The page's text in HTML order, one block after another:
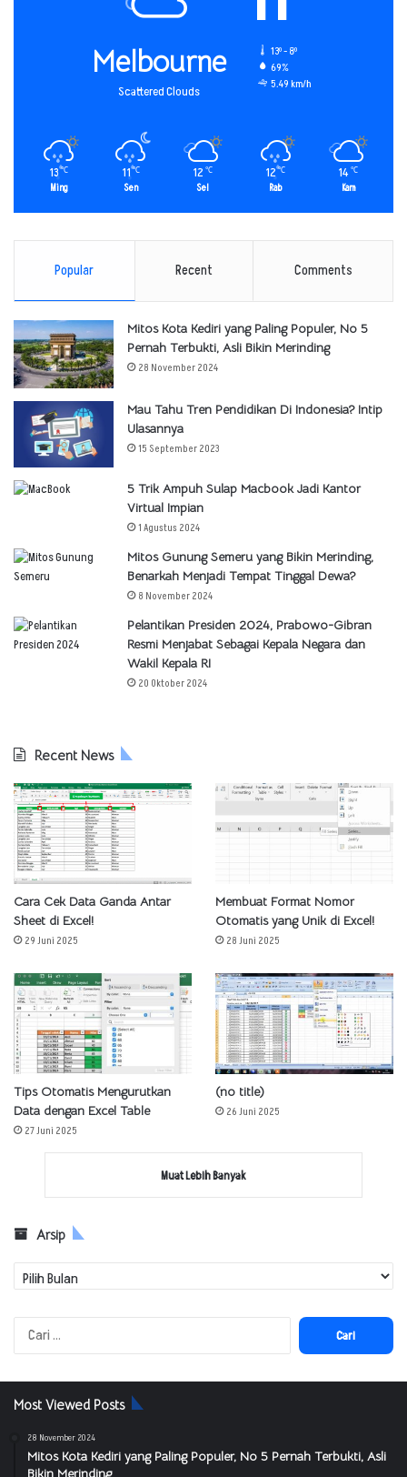
Melbourne
Scattered Clouds
13º - 8º
69%
5.49 km/h
13℃
Ming
11℃
Sen
12 ℃
Sel
12℃
Rab
14℃
Kam
Popular Recent Comments
Mitos Kota Kediri yang Paling Populer, No 5
Pernah Terbukti, Asli Bikin Merinding
28 November 2024
Mau Tahu Tren Pendidikan Di Indonesia? Intip
Ulasannya
15 September 2023
5 Trik Ampuh Sulap Macbook Jadi Kantor
Virtual Impian
1 Agustus 2024
Mitos Gunung Semeru yang Bikin Merinding,
Benarkah Menjadi Tempat Tinggal Dewa?
8 November 2024
Pelantikan Presiden 2024, Prabowo-Gibran
Resmi Menjabat Sebagai Kepala Negara dan
Wakil Kepala RI
20 Oktober 2024
Recent News
Cara Cek Data Ganda Antar
Sheet di Excel!
29 Juni 2025
Membuat Format Nomor
Otomatis yang Unik di Excel!
28 Juni 2025
Tips Otomatis Mengurutkan
Data dengan Excel Table
27 Juni 2025
(no title)
26 Juni 2025
Muat Lebih Banyak
Arsip
Cari
untuk:
Most Viewed Posts
28 November 2024
Mitos Kota Kediri yang Paling Populer, No 5 Pernah Terbukti, Asli
Bikin Merinding